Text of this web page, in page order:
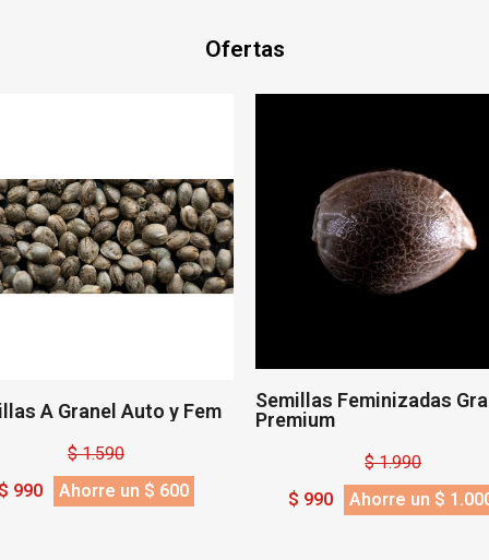
Ofertas
Feminizadas Granel
$ 1.990
$ 990
Ahorre un $ 1.000
Aceite de Neem 20 ml
– Insecticida Natural y
$ 3.490
$ 2.990
Ahorre un $